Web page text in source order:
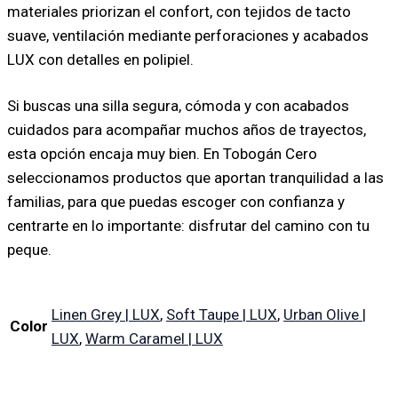
materiales priorizan el confort, con tejidos de tacto
suave, ventilación mediante perforaciones y acabados
LUX con detalles en polipiel.
Si buscas una silla segura, cómoda y con acabados
cuidados para acompañar muchos años de trayectos,
esta opción encaja muy bien. En Tobogán Cero
seleccionamos productos que aportan tranquilidad a las
familias, para que puedas escoger con confianza y
centrarte en lo importante: disfrutar del camino con tu
peque.
Color
Linen Grey | LUX, Soft Taupe | LUX, Urban Olive |
LUX, Warm Caramel | LUX